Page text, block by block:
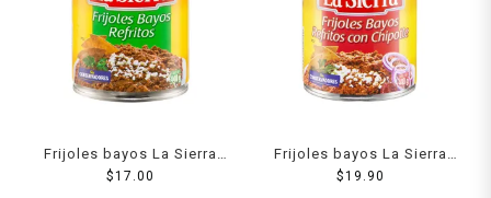
Frijoles bayos La Sierra
refritos en lata 440 g
$17.00
Frijoles bayos La Sierra
refritos con chipotle en
$19.90